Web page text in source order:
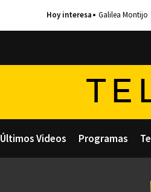
Galilea Montijo
Últimos Videos Programas